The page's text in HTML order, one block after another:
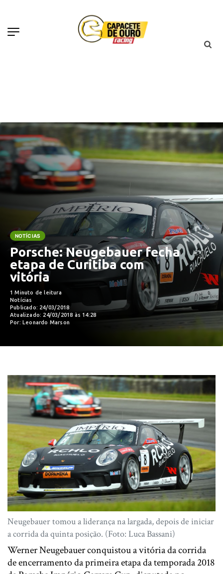
NOTÍCIAS
Porsche: Neugebauer fecha
etapa de Curitiba com
vitória
1 Minuto de leitura
Notícias
Publicado: 24/03/2018
Atualizado: 24/03/2018 às 14:28
Por: Leonardo Marson
Neugebauer tomou a liderança na largada, depois de iniciar
a corrida da quinta posição. (Foto: Luca Bassani)
Werner Neugebauer conquistou a vitória da corrida
de encerramento da primeira etapa da temporada 2018